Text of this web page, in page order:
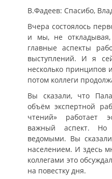
В.Фадеев: Спасибо,
Вчера состоялось
и мы, не откладывая,
главные аспекты
выступлений. И я
несколько принципов
потом коллеги
Вы сказали, что
объём экспертной
чтений» работает
важный аспект.
ведомыми. Вы
населением. И здесь
коллегами это
на повестку дня.